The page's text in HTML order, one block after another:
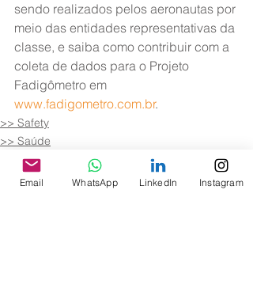
sendo realizados pelos aeronautas por
meio das entidades representativas da
classe, e saiba como contribuir com a
coleta de dados para o Projeto
Fadigômetro em
www.fadigometro.com.br.
>> Safety
>> Saúde
Email WhatsApp LinkedIn Instagram